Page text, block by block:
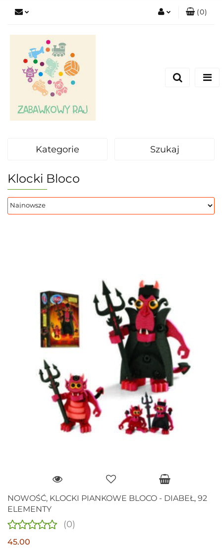
(0)
Kategorie Szukaj
Klocki Bloco
NOWOŚĆ, KLOCKI PIANKOWE BLOCO - DIABEŁ, 92
ELEMENTY
(0)
45.00